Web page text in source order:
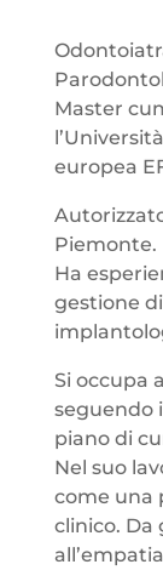
Master
europea
Piemonte.
Ha
gestione
Si occupa
seguendo
piano di
Nel suo
come una
clinico. Da